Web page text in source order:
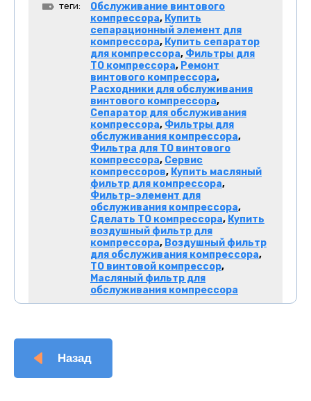
теги:
Обслуживание винтового
компрессора, Купить
сепарационный элемент для
компрессора, Купить сепаратор
для компрессора, Фильтры для
ТО компрессора, Ремонт
винтового компрессора,
Расходники для обслуживания
винтового компрессора,
Сепаратор для обслуживания
компрессора, Фильтры для
обслуживания компрессора,
Фильтра для ТО винтового
компрессора, Сервис
компрессоров, Купить масляный
фильтр для компрессора,
Фильтр-элемент для
обслуживания компрессора,
Сделать ТО компрессора, Купить
воздушный фильтр для
компрессора, Воздушный фильтр
для обслуживания компрессора,
ТО винтовой компрессор,
Масляный фильтр для
обслуживания компрессора
Назад